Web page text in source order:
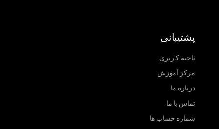
پشتیبانی
ناحیه کاربری
مرکز آموزش
درباره ما
تماس با ما
شماره حساب ها